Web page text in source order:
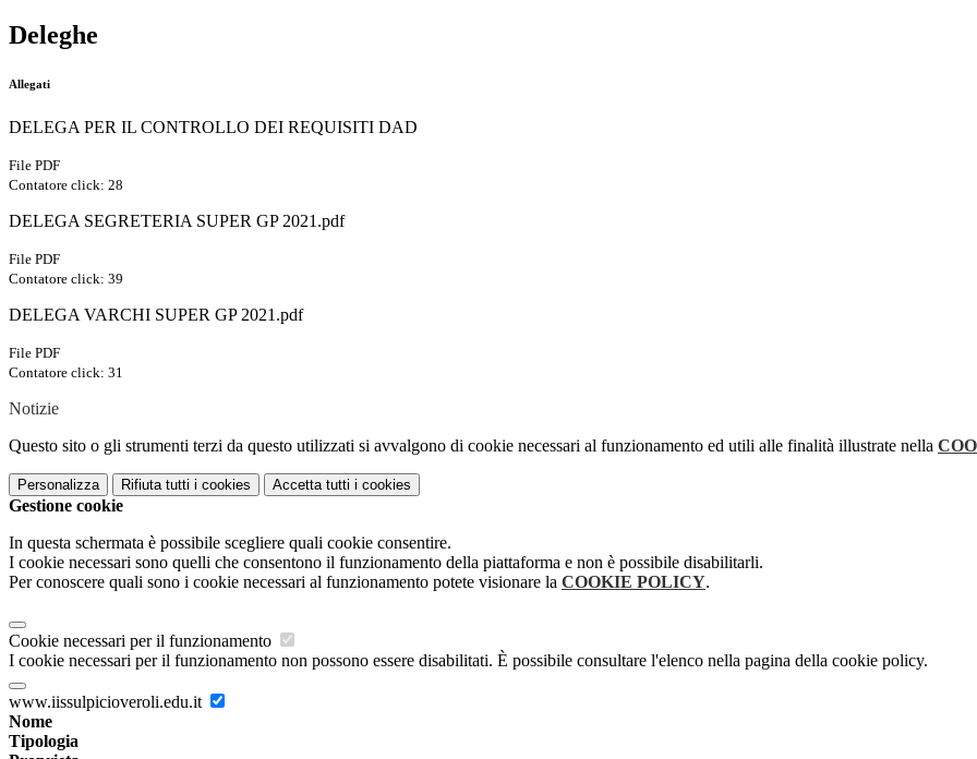
Deleghe
Allegati
DELEGA PER IL CONTROLLO DEI REQUISITI DAD
File PDF
Contatore click: 28
DELEGA SEGRETERIA SUPER GP 2021.pdf
File PDF
Contatore click: 39
DELEGA VARCHI SUPER GP 2021.pdf
File PDF
Contatore click: 31
Notizie
Questo sito o gli strumenti terzi da questo utilizzati si avvalgono di cookie necessari al funzionamento ed utili alle finalità illustrate nella
Personalizza Rifiuta tutti i cookies Accetta tutti i cookies
Gestione cookie
In questa schermata è possibile scegliere quali cookie consentire.
I cookie necessari sono quelli che consentono il funzionamento della piattaforma e non è possibile disabilitarli.
Per conoscere quali sono i cookie necessari al funzionamento potete visionare la COOKIE POLICY.
Cookie necessari per il funzionamento
I cookie necessari per il funzionamento non possono essere disabilitati. È possibile consultare l'elenco nella pagina della cookie policy.
www.iissulpicioveroli.edu.it
Nome
Tipologia